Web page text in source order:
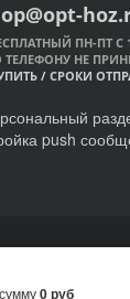
ПН-ПТ С
ТЕЛЕФОНУ НЕ
/ СРОКИ
push
ОПТ-
0 руб